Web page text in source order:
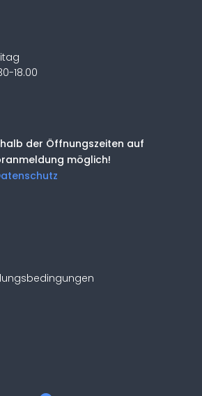
18.00
der Öffnungszeiten auf
möglich!